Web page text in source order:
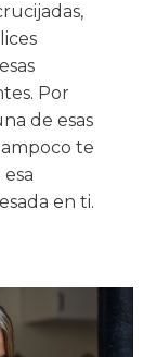
Por
de esas
te
en ti.